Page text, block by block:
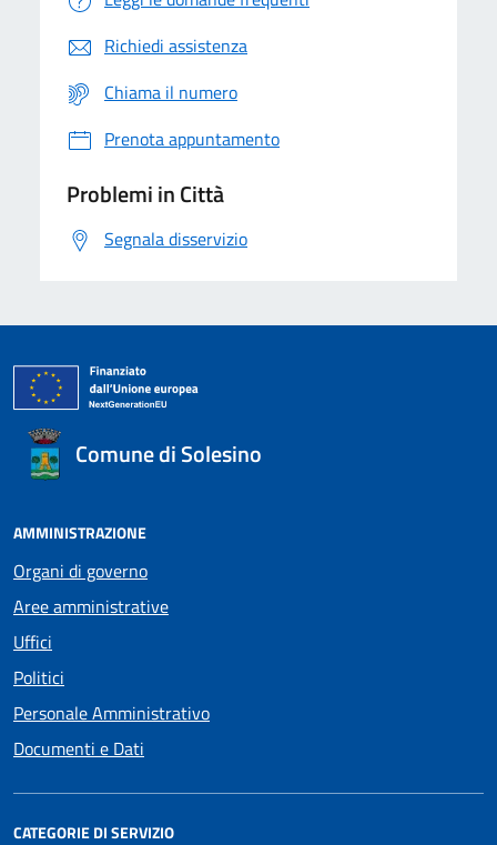
Richiedi assistenza
Chiama il numero
Prenota appuntamento
Problemi in Città
Segnala disservizio
Comune di Solesino
AMMINISTRAZIONE
Organi di governo
Aree amministrative
Uffici
Politici
Personale Amministrativo
Documenti e Dati
CATEGORIE DI SERVIZIO